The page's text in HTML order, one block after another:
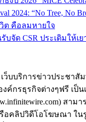
2024: “No Tree, No
ต คือลมหายใจ
บจัด CSR ประเดิมให้เ
เว็บบริการข่าวประชา
กรธุรกิจต่างๆฟรี เป็น
สาม
อคลิปวิดีโอโฆษณา ใน